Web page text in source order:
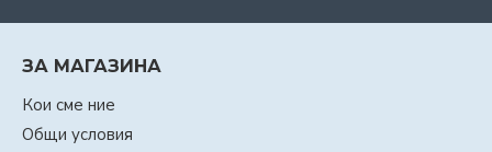
ЗА МАГАЗИНА
Кои сме ние
Общи условия